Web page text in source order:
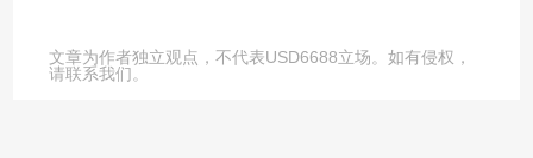
文章为作者独立观点，不代表USD6688立场。如有侵权，
请联系我们。